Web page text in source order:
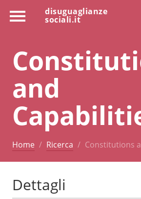
disuguaglianze
sociali.it
and
Home Ricerca Constitutions
Dettagli